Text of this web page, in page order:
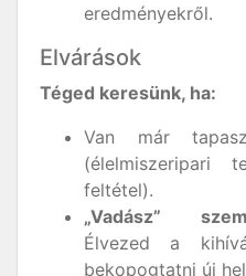
eredményekről.
Elvárások
Téged keresünk, ha:
Van már
(élelmiszeripari
feltétel).
„Vadász”
Élvezed a
bekopogtatni új